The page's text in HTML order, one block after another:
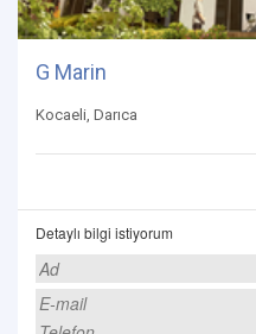
G Marin
Kocaeli, Darıca
Detaylı bilgi istiyorum